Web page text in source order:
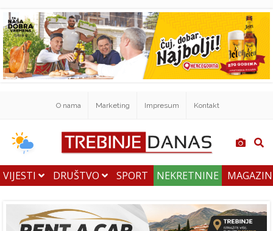
O nama Marketing Impresum Kontakt
VIJESTI DRUŠTVO SPORT NEKRETNINE